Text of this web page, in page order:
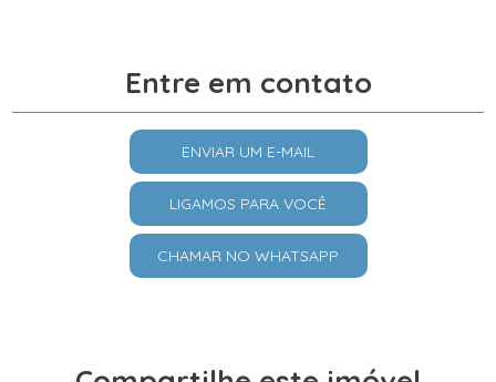
Entre em contato
ENVIAR UM E-MAIL
LIGAMOS PARA VOCÊ
CHAMAR NO WHATSAPP